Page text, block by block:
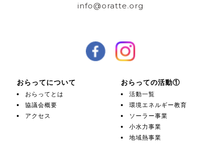
info@oratte.org
おらってについて
おらってとは
協議会概要
アクセス
おらっての活動①
活動一覧
環境エネルギー教育
ソーラー事業
小水力事業
地域熱事業